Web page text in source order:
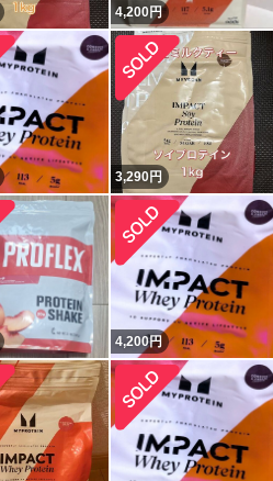
4,200円
3,290円
4,200円